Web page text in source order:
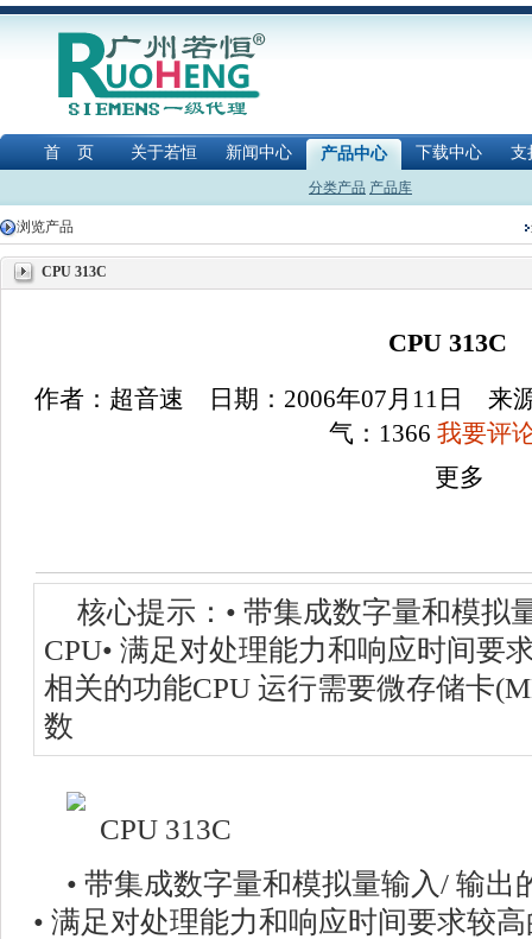
首 页 关于若恒 新闻中心 产品中心 下载中心 支
分类产品 产品库
浏览产品
CPU 313C
CPU 313C
作者：超音速 日期：2006年07月11日
气： 1366 我要评
更多
核心提示：• 带集成数字量和模拟
CPU• 满足对处理能力和响应时间要
相关的功能CPU 运行需要微存储卡
数
• 带集成数字量和模拟量输入/ 输出
• 满足对处理能力和响应时间要求较